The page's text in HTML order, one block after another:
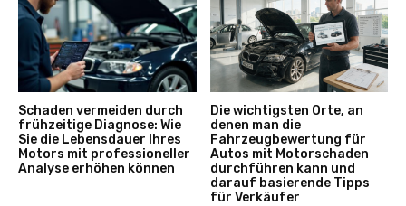
Schaden vermeiden durch
frühzeitige Diagnose: Wie
Sie die Lebensdauer Ihres
Motors mit professioneller
Analyse erhöhen können
Die wichtigsten Orte, an
denen man die
Fahrzeugbewertung für
Autos mit Motorschaden
durchführen kann und
darauf basierende Tipps
für Verkäufer